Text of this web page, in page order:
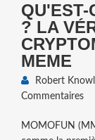
QU'EST-
? LA
MEME
Robert
Commentaires
MOMOFUN